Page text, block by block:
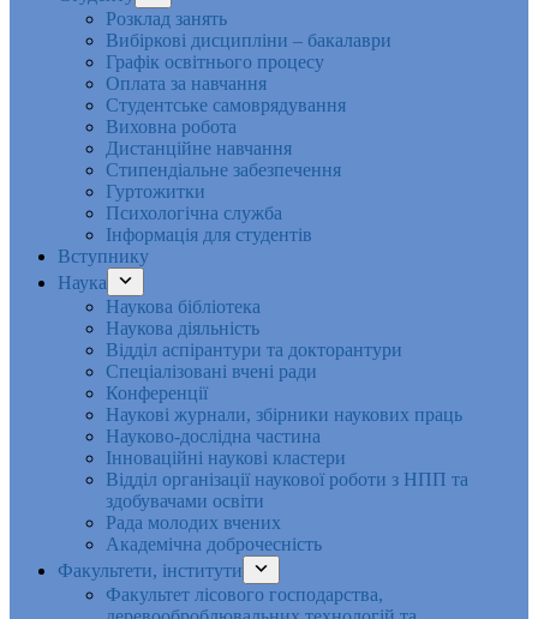
Розклад занять
Вибіркові дисципліни – бакалаври
Графік освітнього процесу
Оплата за навчання
Студентське самоврядування
Виховна робота
Дистанційне навчання
Стипендіальне забезпечення
Гуртожитки
Психологічна служба
Інформація для студентів
Вступнику
Наука
Наукова бібліотека
Наукова діяльність
Відділ аспірантури та докторантури
Спеціалізовані вчені ради
Конференції
Наукові журнали, збірники наукових праць
Науково-дослідна частина
Інноваційні наукові кластери
Відділ організації наукової роботи з НПП та
здобувачами освіти
Рада молодих вчених
Академічна доброчесність
Факультети, інститути
Факультет лісового господарства,